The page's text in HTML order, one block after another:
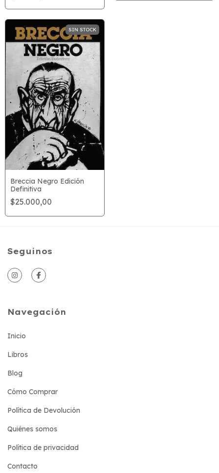
SIN STOCK
Breccia Negro Edición
Definitiva
$25.000,00
Seguinos
Navegación
Inicio
Libros
Blog
Cómo Comprar
Política de Devolución
Quiénes somos
Política de privacidad
Contacto